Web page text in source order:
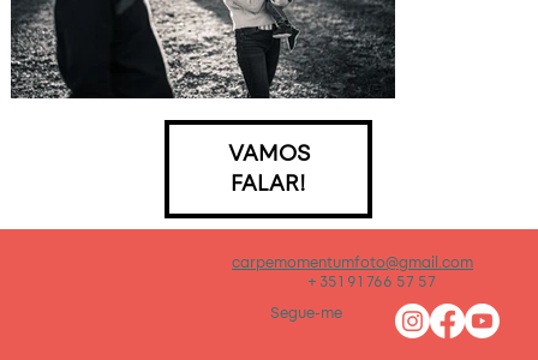
VAMOS
FALAR!
carpemomentumfoto@gmail.com
+ 351 91 766 57 57
Segue-me